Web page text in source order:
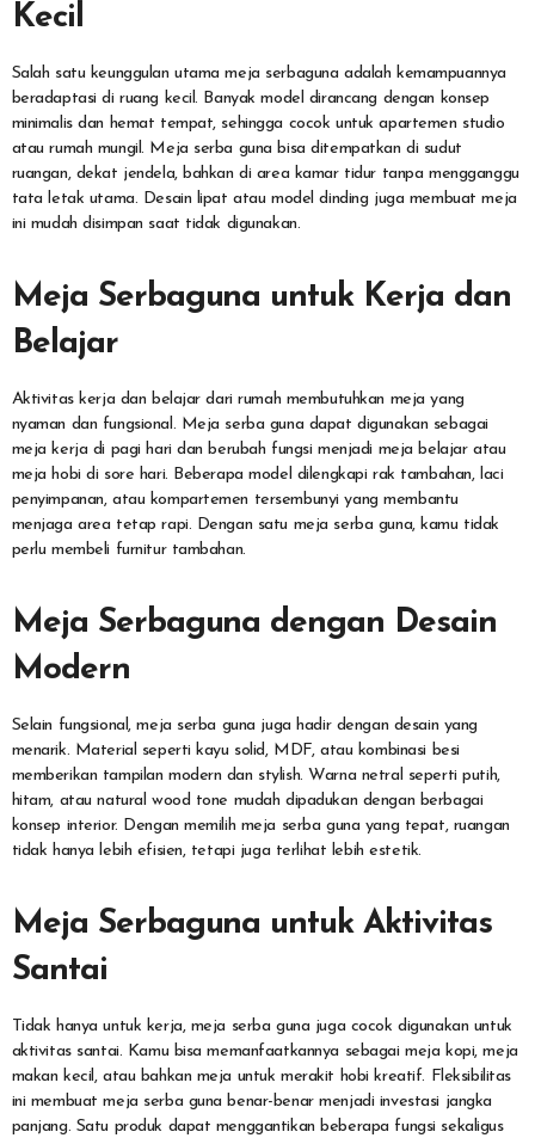
Kecil
Salah satu keunggulan utama meja serbaguna adalah kemampuannya
beradaptasi di ruang kecil. Banyak model dirancang dengan konsep
minimalis dan hemat tempat, sehingga cocok untuk apartemen studio
atau rumah mungil. Meja serba guna bisa ditempatkan di sudut
ruangan, dekat jendela, bahkan di area kamar tidur tanpa mengganggu
tata letak utama. Desain lipat atau model dinding juga membuat meja
ini mudah disimpan saat tidak digunakan.
Meja Serbaguna untuk Kerja dan
Belajar
Aktivitas kerja dan belajar dari rumah membutuhkan meja yang
nyaman dan fungsional. Meja serba guna dapat digunakan sebagai
meja kerja di pagi hari dan berubah fungsi menjadi meja belajar atau
meja hobi di sore hari. Beberapa model dilengkapi rak tambahan, laci
penyimpanan, atau kompartemen tersembunyi yang membantu
menjaga area tetap rapi. Dengan satu meja serba guna, kamu tidak
perlu membeli furnitur tambahan.
Meja Serbaguna dengan Desain
Modern
Selain fungsional, meja serba guna juga hadir dengan desain yang
menarik. Material seperti kayu solid, MDF, atau kombinasi besi
memberikan tampilan modern dan stylish. Warna netral seperti putih,
hitam, atau natural wood tone mudah dipadukan dengan berbagai
konsep interior. Dengan memilih meja serba guna yang tepat, ruangan
tidak hanya lebih efisien, tetapi juga terlihat lebih estetik.
Meja Serbaguna untuk Aktivitas
Santai
Tidak hanya untuk kerja, meja serba guna juga cocok digunakan untuk
aktivitas santai. Kamu bisa memanfaatkannya sebagai meja kopi, meja
makan kecil, atau bahkan meja untuk merakit hobi kreatif. Fleksibilitas
ini membuat meja serba guna benar-benar menjadi investasi jangka
panjang. Satu produk dapat menggantikan beberapa fungsi sekaligus